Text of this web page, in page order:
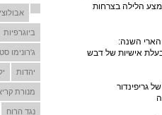
ביוגרפיות
ג'רונימו
יהדות
מנורת
נגד הרוח
הלילה בצרחות
השנה:
אישיות של דבש
גריפינדור